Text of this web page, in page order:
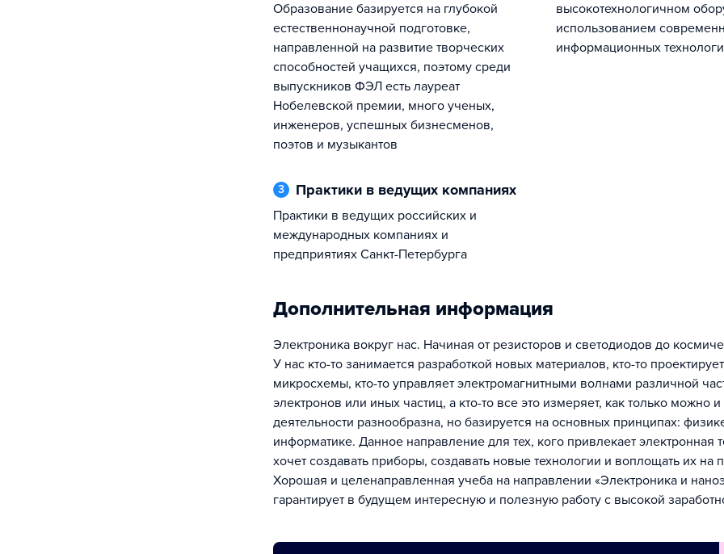
Образование базируется на глубокой
естественнонаучной подготовке,
направленной на развитие творческих
способностей учащихся, поэтому среди
выпускников ФЭЛ есть лауреат
Нобелевской премии, много ученых,
инженеров, успешных бизнесменов,
поэтов и музыкантов
высокотехнологичном
использованием
информационных
3 Практики в ведущих компаниях
Практики в ведущих российских и
международных компаниях и
предприятиях Санкт-Петербурга
Дополнительная информация
Электроника вокруг нас. Начиная от резисторов и светодиодов до
У нас кто-то занимается разработкой новых материалов, кто-то
микросхемы, кто-то управляет электромагнитными волнами различной
электронов или иных частиц, а кто-то все это измеряет, как только можно
деятельности разнообразна, но базируется на основных принципах:
информатике. Данное направление для тех, кого привлекает электронная
хочет создавать приборы, создавать новые технологии и воплощать их на
Хорошая и целенаправленная учеба на направлении «Электроника и
гарантирует в будущем интересную и полезную работу с высокой